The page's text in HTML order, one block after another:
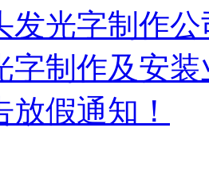
发光字制作
字制作及安
假通知！